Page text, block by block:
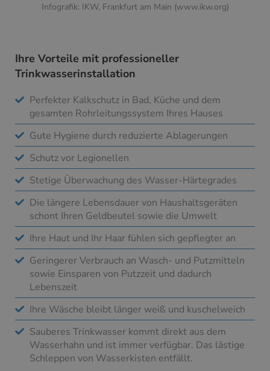
Infografik: IKW, Frankfurt am Main (www.ikw.org)
Ihre Vorteile mit professioneller
Trinkwasserinstallation
Perfekter Kalkschutz in Bad, Küche und dem
gesamten Rohrleitungssystem Ihres Hauses
Gute Hygiene durch reduzierte Ablagerungen
Schutz vor Legionellen
Stetige Überwachung des Wasser-Härtegrades
Die längere Lebensdauer von Haushaltsgeräten
schont Ihren Geldbeutel sowie die Umwelt
Ihre Haut und Ihr Haar fühlen sich gepflegter an
Geringerer Verbrauch an Wasch- und Putzmitteln
sowie Einsparen von Putzzeit und dadurch
Lebenszeit
Ihre Wäsche bleibt länger weiß und kuschelweich
Sauberes Trinkwasser kommt direkt aus dem
Wasserhahn und ist immer verfügbar. Das lästige
Schleppen von Wasserkisten entfällt.